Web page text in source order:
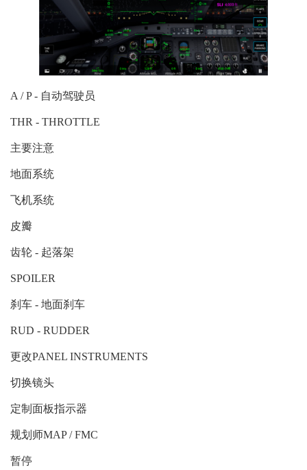
A / P - 自动驾驶员
THR - THROTTLE
主要注意
地面系统
飞机系统
皮瓣
齿轮 - 起落架
SPOILER
刹车 - 地面刹车
RUD - RUDDER
更改PANEL INSTRUMENTS
切换镜头
定制面板指示器
规划师MAP / FMC
暂停